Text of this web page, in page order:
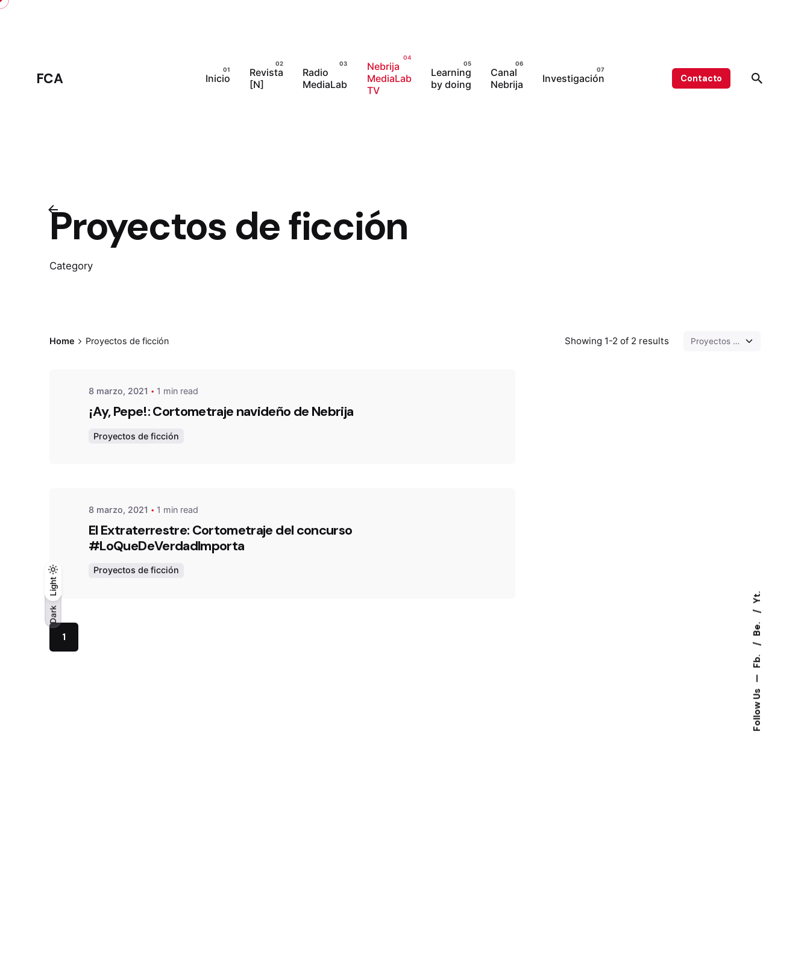
Dark
Light
Dark
Light
Follow Us
Fb.
Be.
Yt.
Skip
FCA Inicio
Revista
[N]
Radio
MediaLab
Nebrija
MediaLab
TV
Learning
by doing
Canal
Nebrija
Investigación Contacto
Proyectos de ficción
Category
Home Proyectos de ficción Showing 1-2 of 2 results
8 marzo, 2021 1 min read
¡Ay, Pepe!: Cortometraje navideño de Nebrija
Proyectos de ficciónPosted by
8 marzo, 2021 1 min read
El Extraterrestre: Cortometraje del concurso
#LoQueDeVerdadImporta
Proyectos de ficción
1